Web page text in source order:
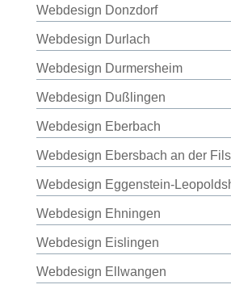
Webdesign Donzdorf
Webdesign Durlach
Webdesign Durmersheim
Webdesign Dußlingen
Webdesign Eberbach
Webdesign Ebersbach an der Fils
Webdesign Eggenstein-
Webdesign Ehningen
Webdesign Eislingen
Webdesign Ellwangen